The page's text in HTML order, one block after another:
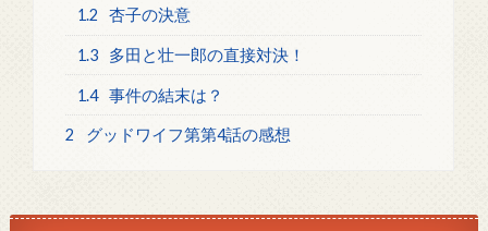
1.2 杏子の決意
1.3 多田と壮一郎の直接対決！
1.4 事件の結末は？
2 グッドワイフ第第4話の感想